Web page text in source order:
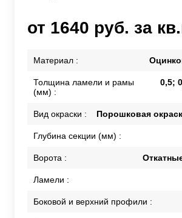
от 1640 руб. за
Материал :
Толщина ламели и рамы
(мм) :
0,5;
Вид окраски : Порошковая
Глубина секции (мм) :
Ворота :
Ламели :
Боковой и верхний профили :